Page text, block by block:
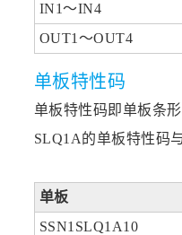
IN1～IN4
OUT1～OUT4
单板特性码
单板特性码即单板条
SLQ1A的单板特性码
单板
SSN1SLQ1A10